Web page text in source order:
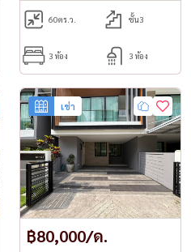
60ตร.ว. ชั้น3
3 ห้อง 3 ห้อง
เช่า
฿80,000/ด.